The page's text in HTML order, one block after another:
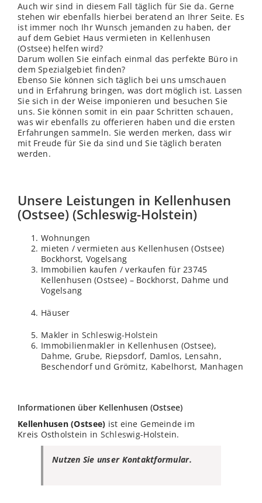
Auch wir sind in diesem Fall täglich für Sie da. Gerne
stehen wir ebenfalls hierbei beratend an Ihrer Seite. Es
ist immer noch Ihr Wunsch jemanden zu haben, der
auf dem Gebiet Haus vermieten in Kellenhusen
(Ostsee) helfen wird?
Darum wollen Sie einfach einmal das perfekte Büro in
dem Spezialgebiet finden?
Ebenso Sie können sich täglich bei uns umschauen
und in Erfahrung bringen, was dort möglich ist. Lassen
Sie sich in der Weise imponieren und besuchen Sie
uns. Sie können somit in ein paar Schritten schauen,
was wir ebenfalls zu offerieren haben und die ersten
Erfahrungen sammeln. Sie werden merken, dass wir
mit Freude für Sie da sind und Sie täglich beraten
werden.
Unsere Leistungen in Kellenhusen
(Ostsee) (Schleswig-Holstein)
Wohnungen
mieten / vermieten aus Kellenhusen (Ostsee)
Bockhorst, Vogelsang
Immobilien kaufen / verkaufen für 23745
Kellenhusen (Ostsee) – Bockhorst, Dahme und
Vogelsang
Häuser
Makler in Schleswig-Holstein
Immobilienmakler in Kellenhusen (Ostsee),
Dahme, Grube, Riepsdorf, Damlos, Lensahn,
Beschendorf und Grömitz, Kabelhorst, Manhagen
Informationen über Kellenhusen (Ostsee)
Kellenhusen (Ostsee) ist eine Gemeinde im
Kreis Ostholstein in Schleswig-Holstein.
Nutzen Sie unser Kontaktformular.